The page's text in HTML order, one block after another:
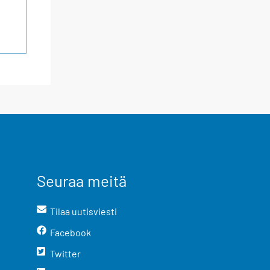
Seuraa meitä
Tilaa uutisviesti
Facebook
Twitter